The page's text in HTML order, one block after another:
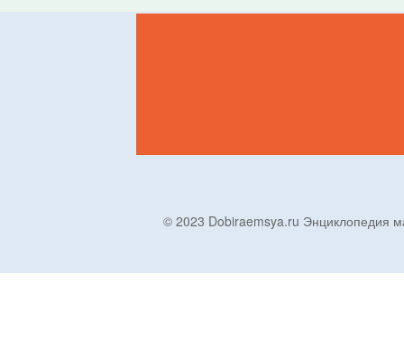
© 2023 Dobiraemsya.ru